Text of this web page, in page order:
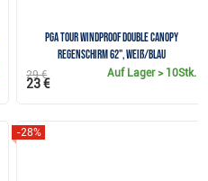
PGA Tour Windproof Double Canopy
Regenschirm 62", weiß/blau
Auf Lager> 10Stk.
29 €
23 €
-28%